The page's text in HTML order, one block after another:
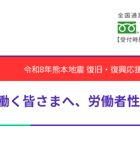
令和8年熊本地震 復旧・復興
く皆さまへ、労働者